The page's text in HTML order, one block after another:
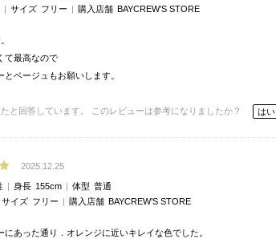
サイズ フリー 購入店舗 BAYCREW’S STORE
て最高なので
とベージュもお願いします。
と回答しています。 このレビューは参考になりましたか？ はい
2025.12.25
身長 155cm 体型 普通
サイズ フリー 購入店舗 BAYCREW’S STORE
にあった通り．オレンジに近いキレイな色でした。